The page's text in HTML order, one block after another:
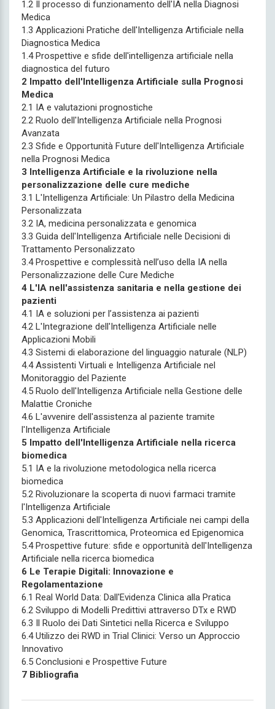
1.2 Il processo di funzionamento dell'IA nella Diagnosi
Medica
1.3 Applicazioni Pratiche dell'Intelligenza Artificiale nella
Diagnostica Medica
1.4 Prospettive e sfide dell'intelligenza artificiale nella
diagnostica del futuro
2 Impatto dell'Intelligenza Artificiale sulla Prognosi
Medica
2.1 IA e valutazioni prognostiche
2.2 Ruolo dell'Intelligenza Artificiale nella Prognosi
Avanzata
2.3 Sfide e Opportunità Future dell'Intelligenza Artificiale
nella Prognosi Medica
3 Intelligenza Artificiale e la rivoluzione nella
personalizzazione delle cure mediche
3.1 L'Intelligenza Artificiale: Un Pilastro della Medicina
Personalizzata
3.2 IA, medicina personalizzata e genomica
3.3 Guida dell'Intelligenza Artificiale nelle Decisioni di
Trattamento Personalizzato
3.4 Prospettive e complessità nell’uso della IA nella
Personalizzazione delle Cure Mediche
4 L'IA nell'assistenza sanitaria e nella gestione dei
pazienti
4.1 IA e soluzioni per l’assistenza ai pazienti
4.2 L'Integrazione dell'Intelligenza Artificiale nelle
Applicazioni Mobili
4.3 Sistemi di elaborazione del linguaggio naturale (NLP)
4.4 Assistenti Virtuali e Intelligenza Artificiale nel
Monitoraggio del Paziente
4.5 Ruolo dell'Intelligenza Artificiale nella Gestione delle
Malattie Croniche
4.6 L'avvenire dell'assistenza al paziente tramite
l'Intelligenza Artificiale
5 Impatto dell'Intelligenza Artificiale nella ricerca
biomedica
5.1 IA e la rivoluzione metodologica nella ricerca
biomedica
5.2 Rivoluzionare la scoperta di nuovi farmaci tramite
l'Intelligenza Artificiale
5.3 Applicazioni dell'Intelligenza Artificiale nei campi della
Genomica, Trascrittomica, Proteomica ed Epigenomica
5.4 Prospettive future: sfide e opportunità dell'Intelligenza
Artificiale nella ricerca biomedica
6 Le Terapie Digitali: Innovazione e
Regolamentazione
6.1 Real World Data: Dall'Evidenza Clinica alla Pratica
6.2 Sviluppo di Modelli Predittivi attraverso DTx e RWD
6.3 Il Ruolo dei Dati Sintetici nella Ricerca e Sviluppo
6.4 Utilizzo dei RWD in Trial Clinici: Verso un Approccio
Innovativo
6.5 Conclusioni e Prospettive Future
7 Bibliografia